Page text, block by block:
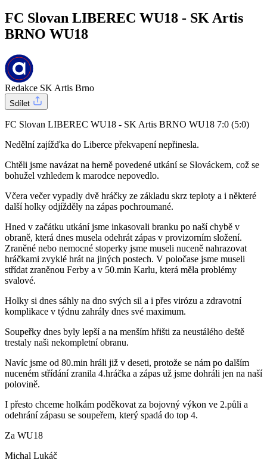
FC Slovan LIBEREC WU18 - SK Artis
BRNO WU18
Redakce SK Artis Brno
Sdílet
FC Slovan LIBEREC WU18 - SK Artis BRNO WU18 7:0 (5:0)
Nedělní zajížďka do Liberce překvapení nepřinesla.
Chtěli jsme navázat na herně povedené utkání se Slováckem, což se
bohužel vzhledem k marodce nepovedlo.
Včera večer vypadly dvě hráčky ze základu skrz teploty a i některé
další holky odjížděly na zápas pochroumané.
Hned v začátku utkání jsme inkasovali branku po naší chybě v
obraně, která dnes musela odehrát zápas v provizorním složení.
Zraněné nebo nemocné stoperky jsme museli nuceně nahrazovat
hráčkami zvyklé hrát na jiných postech. V poločase jsme museli
střídat zraněnou Ferby a v 50.min Karlu, která měla problémy
svalové.
Holky si dnes sáhly na dno svých sil a i přes virózu a zdravotní
komplikace v týdnu zahrály dnes své maximum.
Soupeřky dnes byly lepší a na menším hřišti za neustálého deště
trestaly naši nekompletní obranu.
Navíc jsme od 80.min hráli již v deseti, protože se nám po dalším
nuceném střídání zranila 4.hráčka a zápas už jsme dohráli jen na naší
polovině.
I přesto chceme holkám poděkovat za bojovný výkon ve 2.půli a
odehrání zápasu se soupeřem, který spadá do top 4.
Za WU18
Michal Lukáč